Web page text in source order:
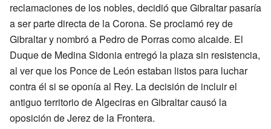
reclamaciones de los nobles, decidió que Gibraltar pasaría
a ser parte directa de la Corona. Se proclamó rey de
Gibraltar y nombró a Pedro de Porras como alcaide. El
Duque de Medina Sidonia entregó la plaza sin resistencia,
al ver que los Ponce de León estaban listos para luchar
contra él si se oponía al Rey. La decisión de incluir el
antiguo territorio de Algeciras en Gibraltar causó la
oposición de Jerez de la Frontera.